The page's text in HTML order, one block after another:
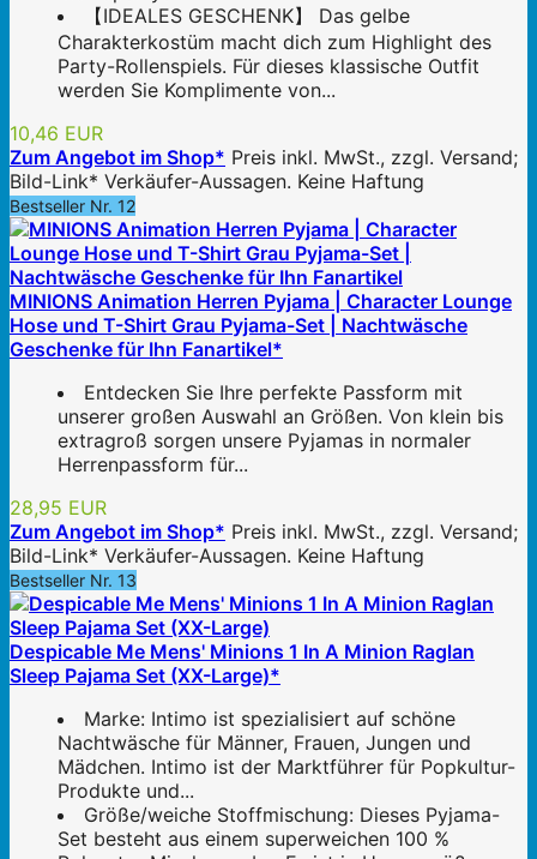
【IDEALES GESCHENK】 Das gelbe
Charakterkostüm macht dich zum Highlight des
Party-Rollenspiels. Für dieses klassische Outfit
werden Sie Komplimente von...
10,46 EUR
Zum Angebot im Shop* Preis inkl. MwSt., zzgl. Versand;
Bild-Link* Verkäufer-Aussagen. Keine Haftung
Bestseller Nr. 12
MINIONS Animation Herren Pyjama | Character Lounge
Hose und T-Shirt Grau Pyjama-Set | Nachtwäsche
Geschenke für Ihn Fanartikel*
Entdecken Sie Ihre perfekte Passform mit
unserer großen Auswahl an Größen. Von klein bis
extragroß sorgen unsere Pyjamas in normaler
Herrenpassform für...
28,95 EUR
Zum Angebot im Shop* Preis inkl. MwSt., zzgl. Versand;
Bild-Link* Verkäufer-Aussagen. Keine Haftung
Bestseller Nr. 13
Despicable Me Mens' Minions 1 In A Minion Raglan
Sleep Pajama Set (XX-Large)*
Marke: Intimo ist spezialisiert auf schöne
Nachtwäsche für Männer, Frauen, Jungen und
Mädchen. Intimo ist der Marktführer für Popkultur-
Produkte und...
Größe/weiche Stoffmischung: Dieses Pyjama-
Set besteht aus einem superweichen 100 %